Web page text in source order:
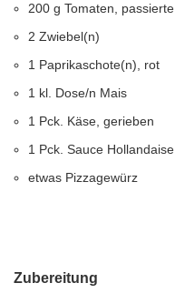
200 g Tomaten, passierte
2 Zwiebel(n)
1 Paprikaschote(n), rot
1 kl. Dose/n Mais
1 Pck. Käse, gerieben
1 Pck. Sauce Hollandaise
etwas Pizzagewürz
Zubereitung